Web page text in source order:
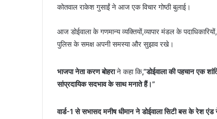
कोतवाल राकेश गुसाईं ने आज एक विचार गोष्ठी बुलाई।
आज डोईवाला के गणमान्य व्यक्तियों,व्यापार मंडल के
पुलिस के समक्ष अपनी समस्या और सुझाव रखे।
भाजपा नेता करण बोहराने कहा कि,”डोईवाला की पहचान एक
सांप्रदायिक सदभाव के साथ मनाते हैं।”
वार्ड-1 से सभासद मनीष धीमान ने डोईवाला सिटी बस के रेश